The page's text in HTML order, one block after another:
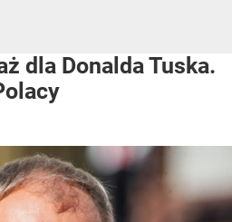
dla Donalda Tuska.